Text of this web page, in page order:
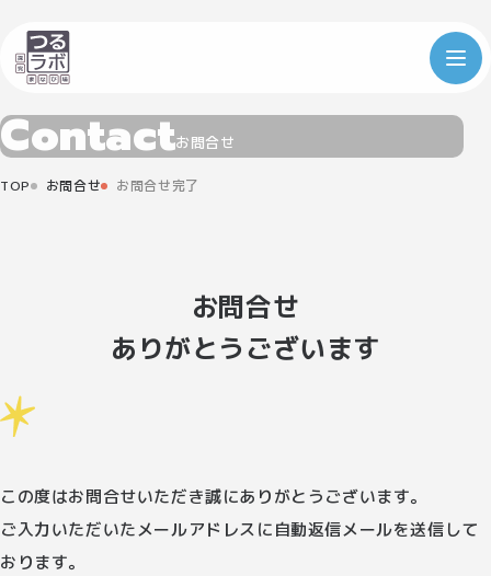
Contactお問合せ
TOP お問合せ お問合せ完了
お問合せ
ありがとうございます
この度はお問合せいただき誠にありがとうございます。
ご入力いただいたメールアドレスに自動返信メールを送信して
おります。